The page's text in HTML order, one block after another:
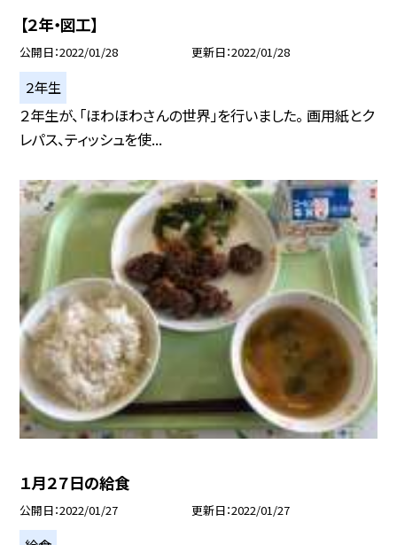
【２年・図工】
公開日 2022/01/28 更新日 2022/01/28
２年生
２年生が、「ほわほわさんの世界」を行いました。 画用紙とク
レパス、ティッシュを使...
１月２７日の給食
公開日 2022/01/27 更新日 2022/01/27